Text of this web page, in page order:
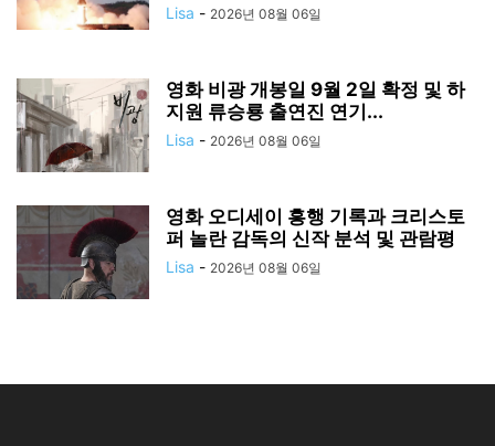
Lisa - 2026년 08월 06일
영화 비광 개봉일 9월 2일 확정 및 하
지원 류승룡 출연진 연기...
Lisa - 2026년 08월 06일
영화 오디세이 흥행 기록과 크리스토
퍼 놀란 감독의 신작 분석 및 관람평
Lisa - 2026년 08월 06일